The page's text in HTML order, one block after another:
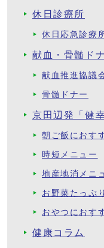
休日診療所
休日応急診療
献血・骨髄ド
献血推進協議
骨髄ドナー
京田辺発「健
朝ご飯におす
時短メニュー
地産地消メニ
お野菜たっぷ
おやつにおす
健康コラム